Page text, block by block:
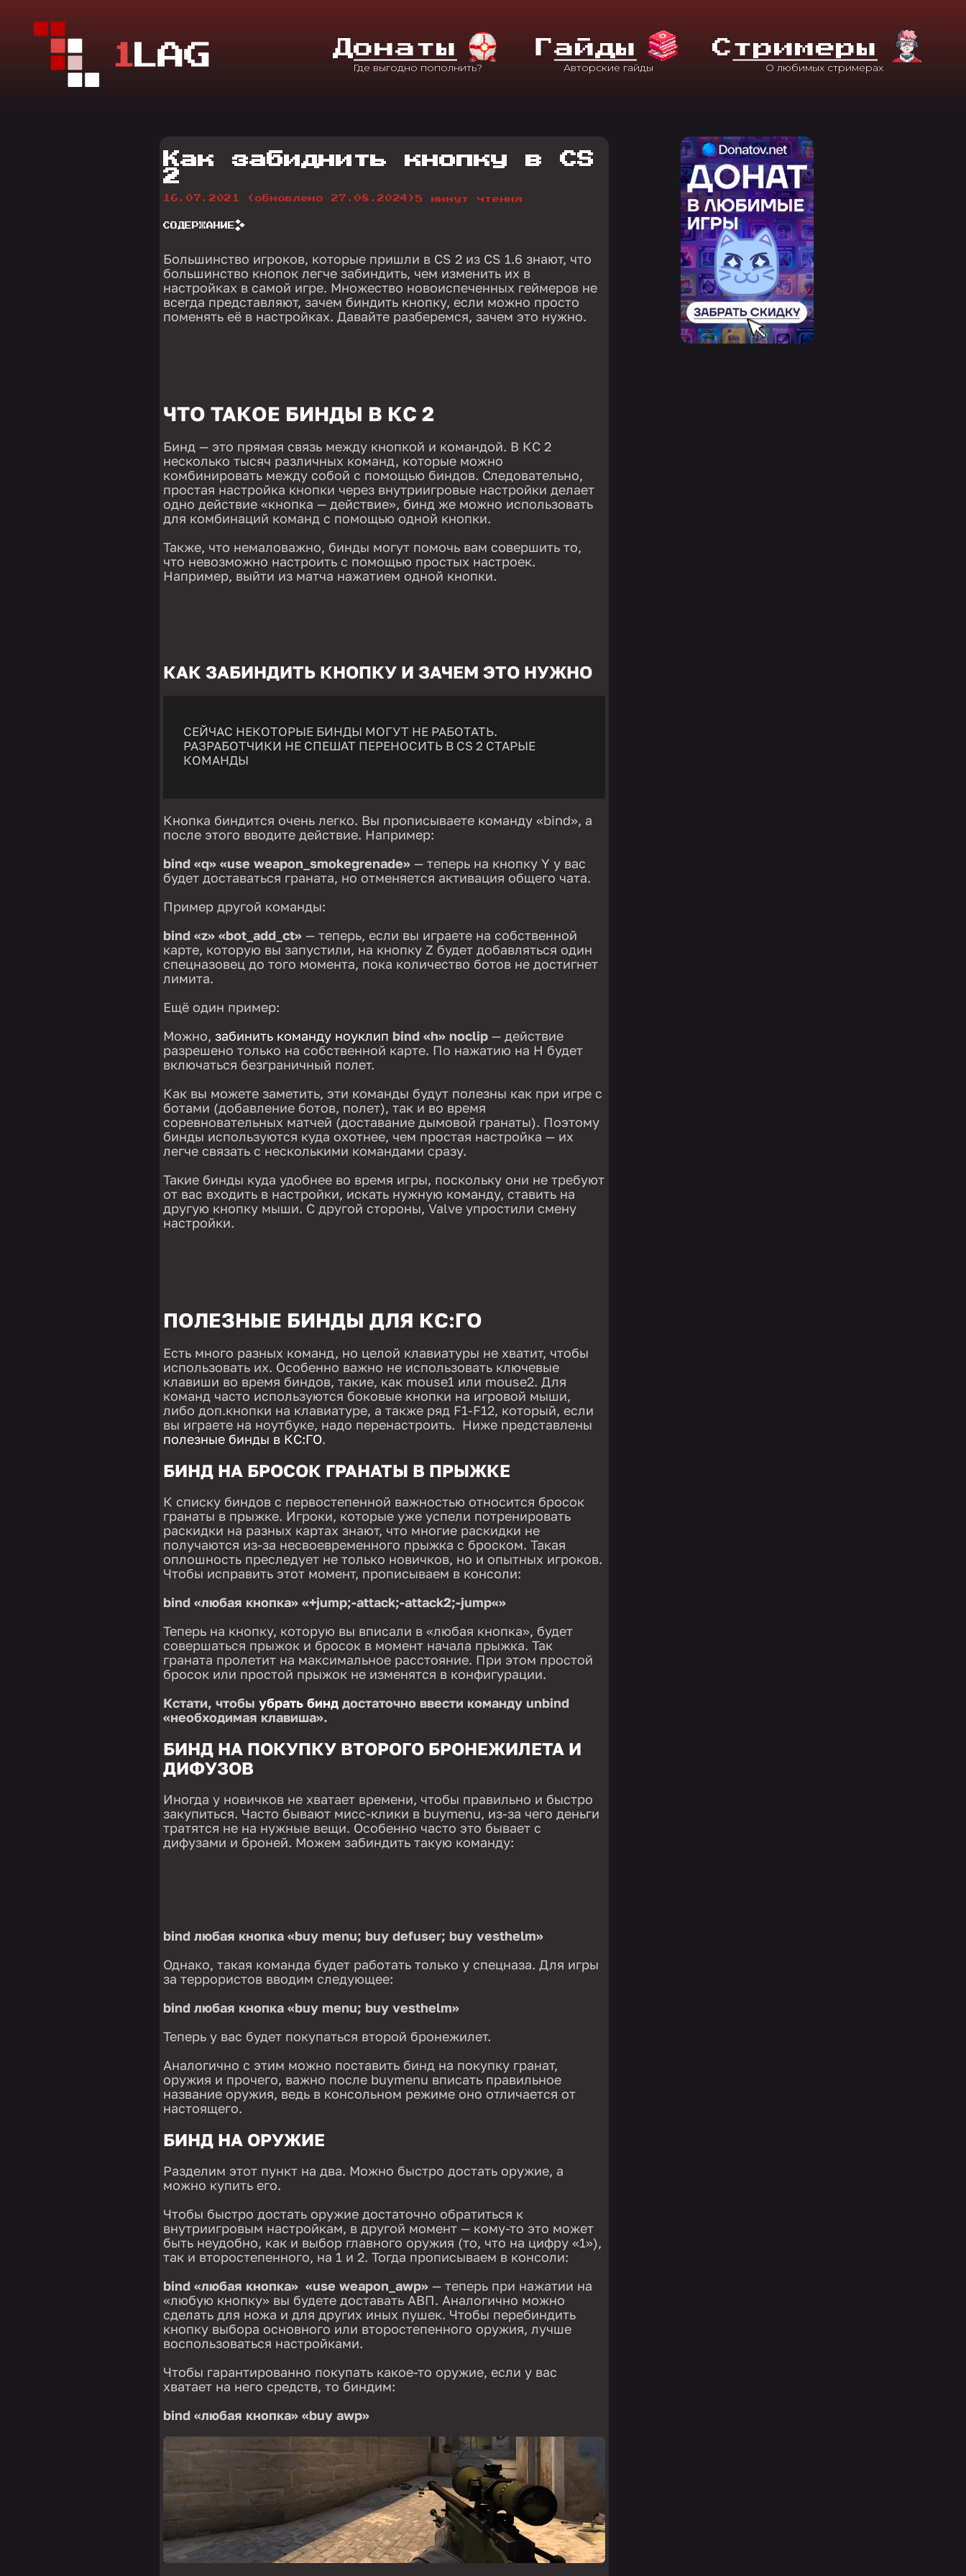
ДОнаты ГАйды С Тримеры
Как забиднить кнопку в CS
2
16.07.2021 (обновлено 27.08.2024)5 минут чтения
СОДЕРЖАНИЕ
Большинство игроков, которые пришли в CS 2 из CS 1.6 знают, что
большинство кнопок легче забиндить, чем изменить их в
настройках в самой игре. Множество новоиспеченных геймеров не
всегда представляют, зачем биндить кнопку, если можно просто
поменять её в настройках. Давайте разберемся, зачем это нужно.
ЧТО ТАКОЕ БИНДЫ В КС 2
Бинд — это прямая связь между кнопкой и командой. В КС 2
несколько тысяч различных команд, которые можно
комбинировать между собой с помощью биндов. Следовательно,
простая настройка кнопки через внутриигровые настройки делает
одно действие «кнопка — действие», бинд же можно использовать
для комбинаций команд с помощью одной кнопки.
Также, что немаловажно, бинды могут помочь вам совершить то,
что невозможно настроить с помощью простых настроек.
Например, выйти из матча нажатием одной кнопки.
КАК ЗАБИНДИТЬ КНОПКУ И ЗАЧЕМ ЭТО НУЖНО
СЕЙЧАС НЕКОТОРЫЕ БИНДЫ МОГУТ НЕ РАБОТАТЬ.
РАЗРАБОТЧИКИ НЕ СПЕШАТ ПЕРЕНОСИТЬ В CS 2 СТАРЫЕ
КОМАНДЫ
Кнопка биндится очень легко. Вы прописываете команду «bind», а
после этого вводите действие. Например:
bind «q» «use weapon_smokegrenade» — теперь на кнопку Y у вас
будет доставаться граната, но отменяется активация общего чата.
Пример другой команды:
bind «z» «bot_add_ct» — теперь, если вы играете на собственной
карте, которую вы запустили, на кнопку Z будет добавляться один
спецназовец до того момента, пока количество ботов не достигнет
лимита.
Ещё один пример:
Можно, забинить команду ноуклип bind «h» noclip — действие
разрешено только на собственной карте. По нажатию на H будет
включаться безграничный полет.
Как вы можете заметить, эти команды будут полезны как при игре с
ботами (добавление ботов, полет), так и во время
соревновательных матчей (доставание дымовой гранаты). Поэтому
бинды используются куда охотнее, чем простая настройка — их
легче связать с несколькими командами сразу.
Такие бинды куда удобнее во время игры, поскольку они не требуют
от вас входить в настройки, искать нужную команду, ставить на
другую кнопку мыши. С другой стороны, Valve упростили смену
настройки.
ПОЛЕЗНЫЕ БИНДЫ ДЛЯ КС:ГО
Есть много разных команд, но целой клавиатуры не хватит, чтобы
использовать их. Особенно важно не использовать ключевые
клавиши во время биндов, такие, как mouse1 или mouse2. Для
команд часто используются боковые кнопки на игровой мыши,
либо доп.кнопки на клавиатуре, а также ряд F1-F12, который, если
вы играете на ноутбуке, надо перенастроить. Ниже представлены
полезные бинды в КС:ГО.
БИНД НА БРОСОК ГРАНАТЫ В ПРЫЖКЕ
К списку биндов с первостепенной важностью относится бросок
гранаты в прыжке. Игроки, которые уже успели потренировать
раскидки на разных картах знают, что многие раскидки не
получаются из-за несвоевременного прыжка с броском. Такая
оплошность преследует не только новичков, но и опытных игроков.
Чтобы исправить этот момент, прописываем в консоли:
bind «любая кнопка» «+jump;-attack;-attack2;-jump«»
Теперь на кнопку, которую вы вписали в «любая кнопка», будет
совершаться прыжок и бросок в момент начала прыжка. Так
граната пролетит на максимальное расстояние. При этом простой
бросок или простой прыжок не изменятся в конфигурации.
Кстати, чтобы убрать бинд достаточно ввести команду unbind
«необходимая клавиша».
БИНД НА ПОКУПКУ ВТОРОГО БРОНЕЖИЛЕТА И
ДИФУЗОВ
Иногда у новичков не хватает времени, чтобы правильно и быстро
закупиться. Часто бывают мисс-клики в buymenu, из-за чего деньги
тратятся не на нужные вещи. Особенно часто это бывает с
дифузами и броней. Можем забиндить такую команду:
bind любая кнопка «buy menu; buy defuser; buy vesthelm»
Однако, такая команда будет работать только у спецназа. Для игры
за террористов вводим следующее:
bind любая кнопка «buy menu; buy vesthelm»
Теперь у вас будет покупаться второй бронежилет.
Аналогично с этим можно поставить бинд на покупку гранат,
оружия и прочего, важно после buymenu вписать правильное
название оружия, ведь в консольном режиме оно отличается от
настоящего.
БИНД НА ОРУЖИЕ
Разделим этот пункт на два. Можно быстро достать оружие, а
можно купить его.
Чтобы быстро достать оружие достаточно обратиться к
внутриигровым настройкам, в другой момент — кому-то это может
быть неудобно, как и выбор главного оружия (то, что на цифру «1»),
так и второстепенного, на 1 и 2. Тогда прописываем в консоли:
bind «любая кнопка» «use weapon_awp» — теперь при нажатии на
«любую кнопку» вы будете доставать АВП. Аналогично можно
сделать для ножа и для других иных пушек. Чтобы перебиндить
кнопку выбора основного или второстепенного оружия, лучше
воспользоваться настройками.
Чтобы гарантированно покупать какое-то оружие, если у вас
хватает на него средств, то биндим:
bind «любая кнопка» «buy awp»